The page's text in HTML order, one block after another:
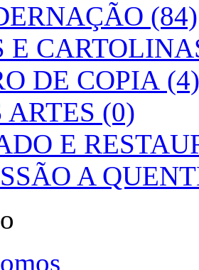
(84)
E
DE COPIA (4)
(0)
E
A